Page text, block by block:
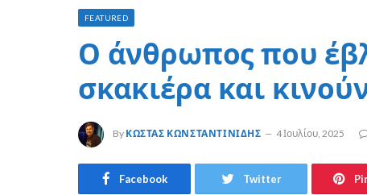
FEATURED
Ο άνθρωπος που
σκακιέρα και
By ΚΏΣΤΑΣ ΚΩΝΣΤΑΝΤΙΝΊΔΗΣ 4 Ιουλίου, 2025
Facebook Twitter